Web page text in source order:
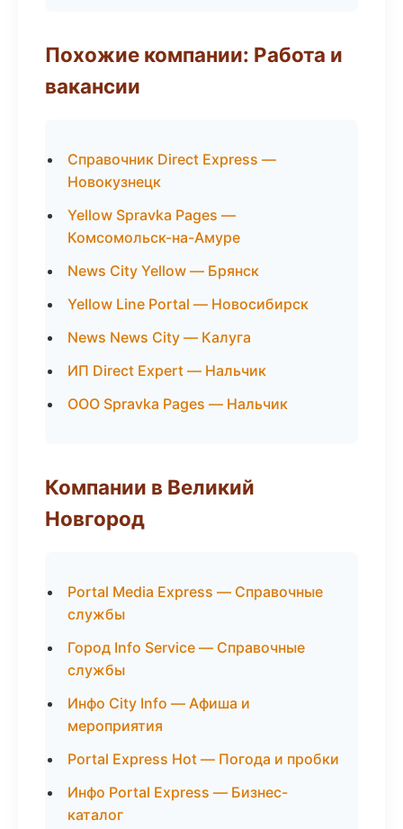
Похожие компании: Работа и
вакансии
Справочник Direct Express —
Новокузнецк
Yellow Spravka Pages —
Комсомольск-на-Амуре
News City Yellow — Брянск
Yellow Line Portal — Новосибирск
News News City — Калуга
ИП Direct Expert — Нальчик
ООО Spravka Pages — Нальчик
Компании в Великий
Новгород
Portal Media Express — Справочные
службы
Город Info Service — Справочные
службы
Инфо City Info — Афиша и
мероприятия
Portal Express Hot — Погода и пробки
Инфо Portal Express — Бизнес-
каталог